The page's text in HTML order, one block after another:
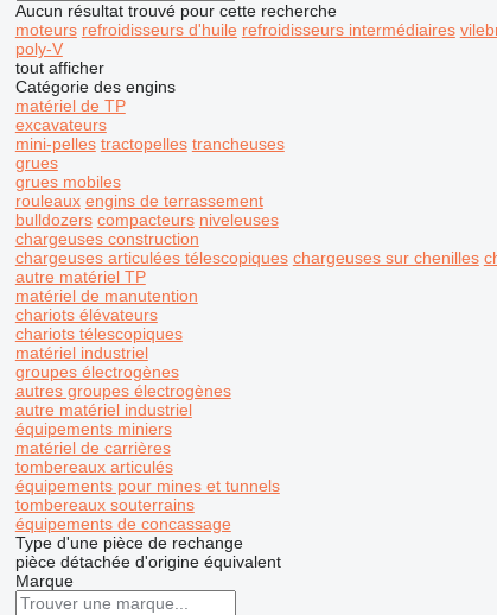
Aucun résultat trouvé pour cette recherche
moteurs refroidisseurs d'huile refroidisseurs intermédiaires
poly-V
tout afficher
Catégorie des engins
matériel de TP
excavateurs
mini-pelles tractopelles trancheuses
grues
grues mobiles
rouleaux engins de terrassement
bulldozers compacteurs niveleuses
chargeuses construction
chargeuses articulées télescopiques chargeuses sur chenilles
autre matériel TP
matériel de manutention
chariots élévateurs
chariots télescopiques
matériel industriel
groupes électrogènes
autres groupes électrogènes
autre matériel industriel
équipements miniers
matériel de carrières
tombereaux articulés
équipements pour mines et tunnels
tombereaux souterrains
équipements de concassage
Type d'une pièce de rechange
pièce détachée d'origine équivalent
Marque